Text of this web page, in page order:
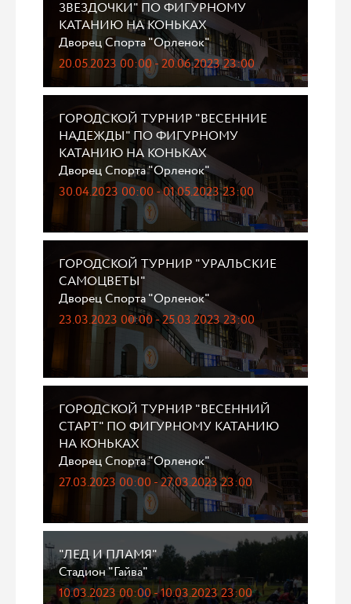
ЗВЕЗДОЧКИ" ПО ФИГУРНОМУ
КАТАНИЮ НА КОНЬКАХ
Дворец Спорта "Орленок"
20.05.2023 00:00 - 20.06.2023 23:00
ГОРОДСКОЙ ТУРНИР "ВЕСЕННИЕ
НАДЕЖДЫ" ПО ФИГУРНОМУ
КАТАНИЮ НА КОНЬКАХ
Дворец Спорта "Орленок"
30.04.2023 00:00 - 01.05.2023 23:00
ГОРОДСКОЙ ТУРНИР "УРАЛЬСКИЕ
САМОЦВЕТЫ"
Дворец Спорта "Орленок"
23.03.2023 00:00 - 25.03.2023 23:00
ГОРОДСКОЙ ТУРНИР "ВЕСЕННИЙ
СТАРТ" ПО ФИГУРНОМУ КАТАНИЮ
НА КОНЬКАХ
Дворец Спорта "Орленок"
27.03.2023 00:00 - 27.03.2023 23:00
"ЛЕД И ПЛАМЯ"
Стадион "Гайва"
10.03.2023 00:00 - 10.03.2023 23:00